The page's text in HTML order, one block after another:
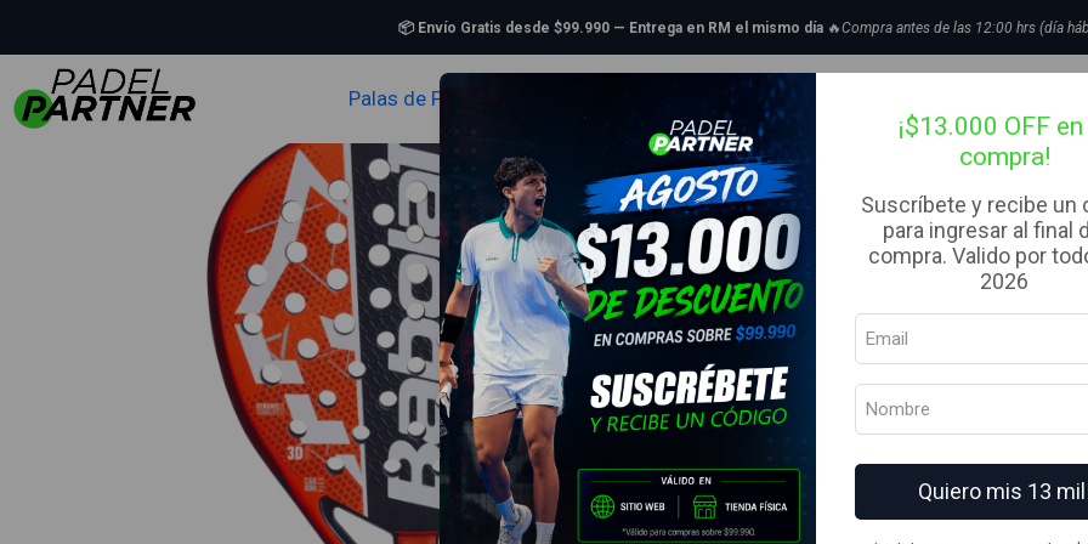
¡$13.000 OFF
compra!
Suscríbete y recibe un
para ingresar al final
compra. Valido por
2026
Quiero mis 13
Palas de Padel Zapatillas de Padel Bolsos Complementos
📦 Envío Gratis desde $99.990 — Entrega en RM el mismo día 🔥Compra antes de las 12:00 hrs (día
Inicio Palas de Padel Categoria Avanzado Pala de pádel Babolat Veron Juan
Pala de
Lebron 3.0
Cantidad
Agregar a la lista de
Mostrar stock de